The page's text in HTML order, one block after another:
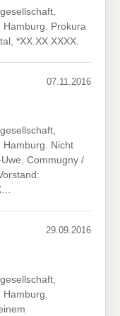
Hamburg. Prokura
*XX.XX.XXXX.
07.11.2016
Hamburg. Nicht
Commugny /
29.09.2016